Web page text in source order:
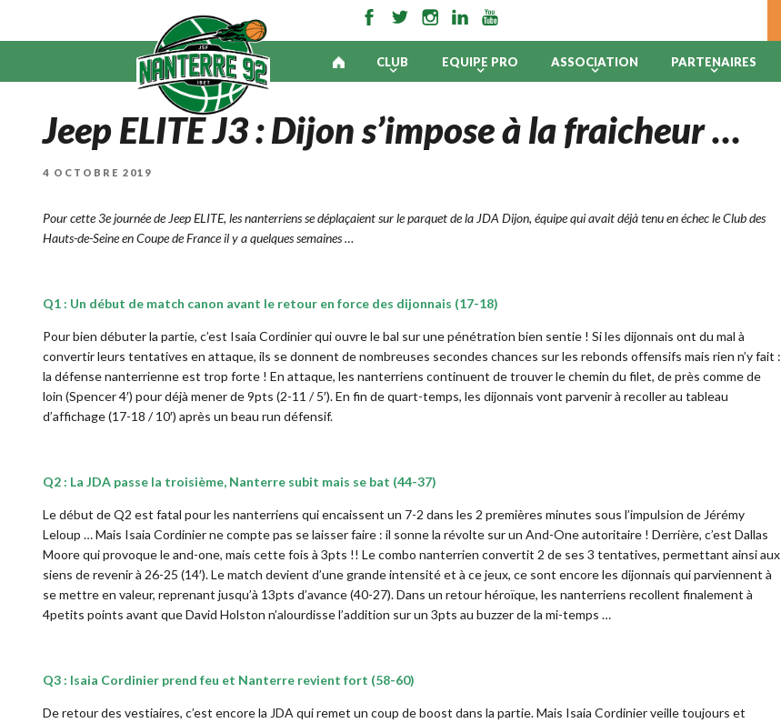
CLUB EQUIPE PRO ASSOCIATION PARTENAIRES
Jeep ELITE J3 : Dijon s’impose à la fraicheur …
PUBLIÉ
4 OCTOBRE 2019
Pour cette 3e journée de Jeep ELITE, les nanterriens se déplaçaient sur le parquet de la JDA Dijon, équipe qui avait déjà tenu en échec le Club des
Hauts-de-Seine en Coupe de France il y a quelques semaines …
Q1 : Un début de match canon avant le retour en force des dijonnais (17-18)
Pour bien débuter la partie, c’est Isaia Cordinier qui ouvre le bal sur une pénétration bien sentie ! Si les dijonnais ont du mal à
convertir leurs tentatives en attaque, ils se donnent de nombreuses secondes chances sur les rebonds offensifs mais rien n’y fait :
la défense nanterrienne est trop forte ! En attaque, les nanterriens continuent de trouver le chemin du filet, de près comme de
loin (Spencer 4′) pour déjà mener de 9pts (2-11 / 5′). En fin de quart-temps, les dijonnais vont parvenir à recoller au tableau
d’affichage (17-18 / 10′) après un beau run défensif.
Q2 : La JDA passe la troisième, Nanterre subit mais se bat (44-37)
Le début de Q2 est fatal pour les nanterriens qui encaissent un 7-2 dans les 2 premières minutes sous l’impulsion de Jérémy
Leloup … Mais Isaia Cordinier ne compte pas se laisser faire : il sonne la révolte sur un And-One autoritaire ! Derrière, c’est Dallas
Moore qui provoque le and-one, mais cette fois à 3pts !! Le combo nanterrien convertit 2 de ses 3 tentatives, permettant ainsi aux
siens de revenir à 26-25 (14′). Le match devient d’une grande intensité et à ce jeux, ce sont encore les dijonnais qui parviennent à
se mettre en valeur, reprenant jusqu’à 13pts d’avance (40-27). Dans un retour héroïque, les nanterriens recollent finalement à
4petits points avant que David Holston n’alourdisse l’addition sur un 3pts au buzzer de la mi-temps …
Q3 : Isaia Cordinier prend feu et Nanterre revient fort (58-60)
De retour des vestiaires, c’est encore la JDA qui remet un coup de boost dans la partie. Mais Isaia Cordinier veille toujours et